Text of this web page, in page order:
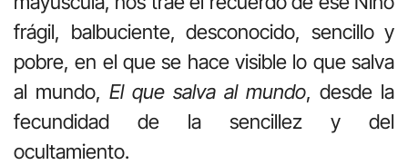
frágil, balbuciente, desconocido, sencillo y
pobre, en el que se hace visible lo que salva
al mundo, El que salva al mundo, desde la
fecundidad de la sencillez y del
ocultamiento.